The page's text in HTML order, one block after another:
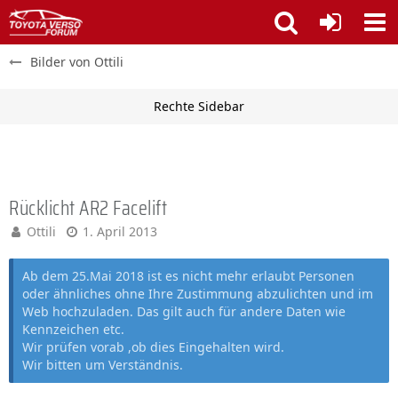
Bilder von Ottili
Rücklicht AR2 Facelift
Ottili 1. April 2013
Ab dem 25.Mai 2018 ist es nicht mehr erlaubt Personen
oder ähnliches ohne Ihre Zustimmung abzulichten und im
Web hochzuladen. Das gilt auch für andere Daten wie
Kennzeichen etc.
Wir prüfen vorab ,ob dies Eingehalten wird.
Wir bitten um Verständnis.